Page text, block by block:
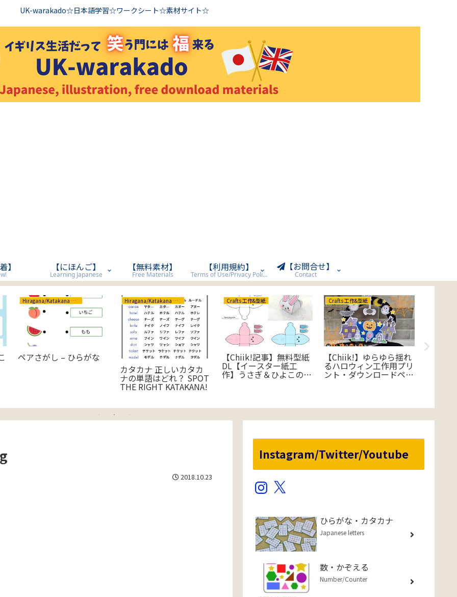
UK-warakado☆日本語学習☆ワークシート☆素材サイト☆
】 【にほんご】
Learning Japanese
【無料素材】
Free Materials
【利用規約】
Terms of Use/Privacy Policy
【お問合せ】
Contact
Hiragana/Katakana ひらがな/カタカナ
ペアさがし – ひらがな
Hiragana/Katakana ひらがな/カタカナ
カタカナ 正しいカタカ
ナの単語はどれ？ SPOT
THE RIGHT KATAKANA!
Crafts 工作&型紙
【Chiik!記事】無料型紙
DL【イースター紙工
作】うさぎ＆ひよこのギ
Crafts 工作&型紙
【Chiik!】ゆらゆら揺れ
るハロウィン工作用プリ
ント・ダウンロードペー
2018.10.23
Instagram/Twitter/Youtube
Instagram
X
ひらがな・カタカナ
Japanese letters
数・かぞえる
Number/Counter